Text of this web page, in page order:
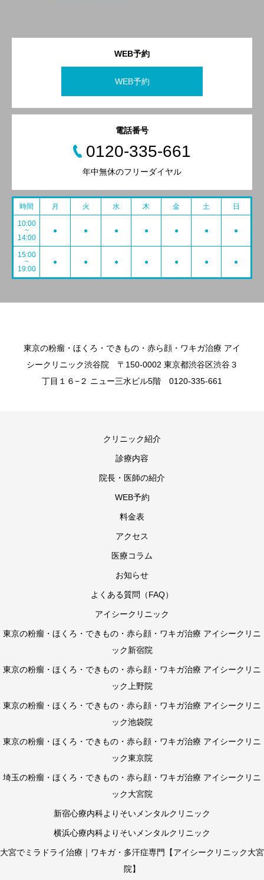
WEB予約
WEB予約
電話番号
0120-335-661
年中無休のフリーダイヤル
時間 月 火 水 木 金 土 日
10:00
~
14:00
● ● ● ● ● ● ●
15:00
~
19:00
● ● ● ● ● ● ●
東京の粉瘤・ほくろ・できもの・赤ら顔・ワキガ治療 アイ
シークリニック渋谷院 〒150-0002 東京都渋谷区渋谷３
丁目１６−２ ニュー三水ビル5階 0120-335-661
クリニック紹介
診療内容
院長・医師の紹介
WEB予約
料金表
アクセス
医療コラム
お知らせ
よくある質問（FAQ）
アイシークリニック
東京の粉瘤・ほくろ・できもの・赤ら顔・ワキガ治療 アイシークリニ
ック新宿院
東京の粉瘤・ほくろ・できもの・赤ら顔・ワキガ治療 アイシークリニ
ック上野院
東京の粉瘤・ほくろ・できもの・赤ら顔・ワキガ治療 アイシークリニ
ック池袋院
東京の粉瘤・ほくろ・できもの・赤ら顔・ワキガ治療 アイシークリニ
ック東京院
埼玉の粉瘤・ほくろ・できもの・赤ら顔・ワキガ治療 アイシークリニ
ック大宮院
新宿心療内科よりそいメンタルクリニック
横浜心療内科よりそいメンタルクリニック
大宮でミラドライ治療｜ワキガ・多汗症専門【アイシークリニック大宮
院】